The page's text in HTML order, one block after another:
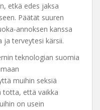
etkä edes jaksa
Päätät suuren
annoksen kanssa
ja terveytesi kärsii.
teknologian suomia
muihin seksiä
totta, että vaikka
on usein